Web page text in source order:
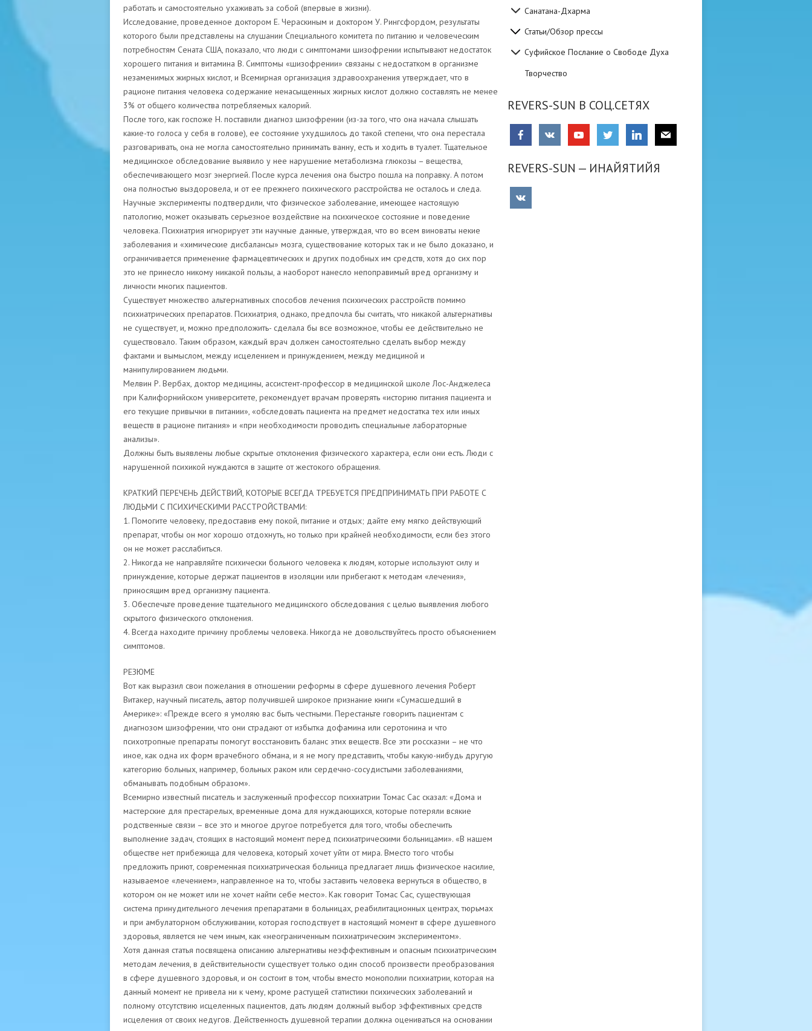
работать и самостоятельно ухаживать за собой (впервые в жизни).
Исследование, проведенное доктором Е. Чераскиным и доктором У. Рингсфордом, результаты
которого были представлены на слушании Специального комитета по питанию и человеческим
потребностям Сената США, показало, что люди с симптомами шизофрении испытывают недостаток
хорошего питания и витамина B. Симптомы «шизофрении» связаны с недостатком в организме
незаменимых жирных кислот, и Всемирная организация здравоохранения утверждает, что в
рационе питания человека содержание ненасыщенных жирных кислот должно составлять не менее
3% от общего количества потребляемых калорий.
После того, как госпоже Н. поставили диагноз шизофрении (из-за того, что она начала слышать
какие-то голоса у себя в голове), ее состояние ухудшилось до такой степени, что она перестала
разговаривать, она не могла самостоятельно принимать ванну, есть и ходить в туалет. Тщательное
медицинское обследование выявило у нее нарушение метаболизма глюкозы – вещества,
обеспечивающего мозг энергией. После курса лечения она быстро пошла на поправку. А потом
она полностью выздоровела, и от ее прежнего психического расстройства не осталось и следа.
Научные эксперименты подтвердили, что физическое заболевание, имеющее настоящую
патологию, может оказывать серьезное воздействие на психическое состояние и поведение
человека. Психиатрия игнорирует эти научные данные, утверждая, что во всем виноваты некие
заболевания и «химические дисбалансы» мозга, существование которых так и не было доказано, и
ограничивается применение фармацевтических и других подобных им средств, хотя до сих пор
это не принесло никому никакой пользы, а наоборот нанесло непоправимый вред организму и
личности многих пациентов.
Существует множество альтернативных способов лечения психических расстройств помимо
психиатрических препаратов. Психиатрия, однако, предпочла бы считать, что никакой альтернативы
не существует, и, можно предположить- сделала бы все возможное, чтобы ее действительно не
существовало. Таким образом, каждый врач должен самостоятельно сделать выбор между
фактами и вымыслом, между исцелением и принуждением, между медициной и
манипулированием людьми.
Мелвин Р. Вербах, доктор медицины, ассистент-профессор в медицинской школе Лос-Анджелеса
при Калифорнийском университете, рекомендует врачам проверять «историю питания пациента и
его текущие привычки в питании», «обследовать пациента на предмет недостатка тех или иных
веществ в рационе питания» и «при необходимости проводить специальные лабораторные
анализы».
Должны быть выявлены любые скрытые отклонения физического характера, если они есть. Люди с
нарушенной психикой нуждаются в защите от жестокого обращения.
КРАТКИЙ ПЕРЕЧЕНЬ ДЕЙСТВИЙ, КОТОРЫЕ ВСЕГДА ТРЕБУЕТСЯ ПРЕДПРИНИМАТЬ ПРИ РАБОТЕ С
ЛЮДЬМИ С ПСИХИЧЕСКИМИ РАССТРОЙСТВАМИ:
1. Помогите человеку, предоставив ему покой, питание и отдых; дайте ему мягко действующий
препарат, чтобы он мог хорошо отдохнуть, но только при крайней необходимости, если без этого
он не может расслабиться.
2. Никогда не направляйте психически больного человека к людям, которые используют силу и
принуждение, которые держат пациентов в изоляции или прибегают к методам «лечения»,
приносящим вред организму пациента.
3. Обеспечьте проведение тщательного медицинского обследования с целью выявления любого
скрытого физического отклонения.
4. Всегда находите причину проблемы человека. Никогда не довольствуйтесь просто объяснением
симптомов.
РЕЗЮМЕ
Вот как выразил свои пожелания в отношении реформы в сфере душевного лечения Роберт
Витакер, научный писатель, автор получившей широкое признание книги «Сумасшедший в
Америке»: «Прежде всего я умоляю вас быть честными. Перестаньте говорить пациентам с
диагнозом шизофрении, что они страдают от избытка дофамина или серотонина и что
психотропные препараты помогут восстановить баланс этих веществ. Все эти россказни – не что
иное, как одна их форм врачебного обмана, и я не могу представить, чтобы какую-нибудь другую
категорию больных, например, больных раком или сердечно-сосудистыми заболеваниями,
обманывать подобным образом».
Всемирно известный писатель и заслуженный профессор психиатрии Томас Сас сказал: «Дома и
мастерские для престарелых, временные дома для нуждающихся, которые потеряли всякие
родственные связи – все это и многое другое потребуется для того, чтобы обеспечить
выполнение задач, стоящих в настоящий момент перед психиатрическими больницами». «В нашем
обществе нет прибежища для человека, который хочет уйти от мира. Вместо того чтобы
предложить приют, современная психиатрическая больница предлагает лишь физическое насилие,
называемое «лечением», направленное на то, чтобы заставить человека вернуться в общество, в
котором он не может или не хочет найти себе место». Как говорит Томас Сас, существующая
система принудительного лечения препаратами в больницах, реабилитационных центрах, тюрьмах
и при амбулаторном обслуживании, которая господствует в настоящий момент в сфере душевного
здоровья, является не чем иным, как «неограниченным психиатрическим экспериментом».
Хотя данная статья посвящена описанию альтернативы неэффективным и опасным психиатрическим
методам лечения, в действительности существует только один способ произвести преобразования
в сфере душевного здоровья, и он состоит в том, чтобы вместо монополии психиатрии, которая на
данный момент не привела ни к чему, кроме растущей статистики психических заболеваний и
полному отсутствию исцеленных пациентов, дать людям должный выбор эффективных средств
исцеления от своих недугов. Действенность душевной терапии должна оцениваться на основании
Санатана-Дхарма
Статьи/Обзор прессы
Суфийское Послание о Свободе Духа
Творчество
REVERS-SUN В СОЦ.СЕТЯХ
REVERS-SUN — ИНАЙЯТИЙЯ